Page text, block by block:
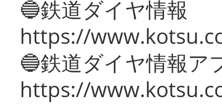
🔵鉄道ダイヤ情報
https://
🔵鉄道ダイヤ情報ア
https://